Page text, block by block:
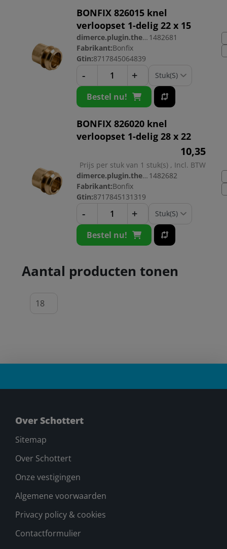
BONFIX 826015 knel
verloopset 1-delig 22 x 15
dimerce.plugin.theme.productnr: 1482681
Fabrikant:Bonfix
Gtin:8717845064839
- +
Bestel nu!
BONFIX 826020 knel
verloopset 1-delig 28 x 22
10,35
Prijs per stuk van 1 stuk(s) , Incl. BTW
dimerce.plugin.theme.productnr: 1482682
Fabrikant:Bonfix
Gtin:8717845131319
- +
Bestel nu!
Aantal producten tonen
Over Schottert
Sitemap
Over Schottert
Onze vestigingen
Algemene voorwaarden
Privacy policy & cookies
Contactformulier